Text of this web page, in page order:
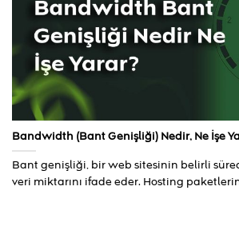
Bandwidth (Bant Genişliği) Nedir, Ne İşe
Bant genişliği, bir web sitesinin belirli
veri miktarını ifade eder. Hosting